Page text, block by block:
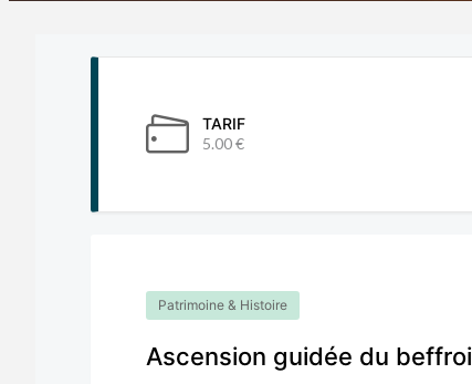
TARIF
5.00 €
Patrimoine & Histoire
Ascension guidée du beffroi